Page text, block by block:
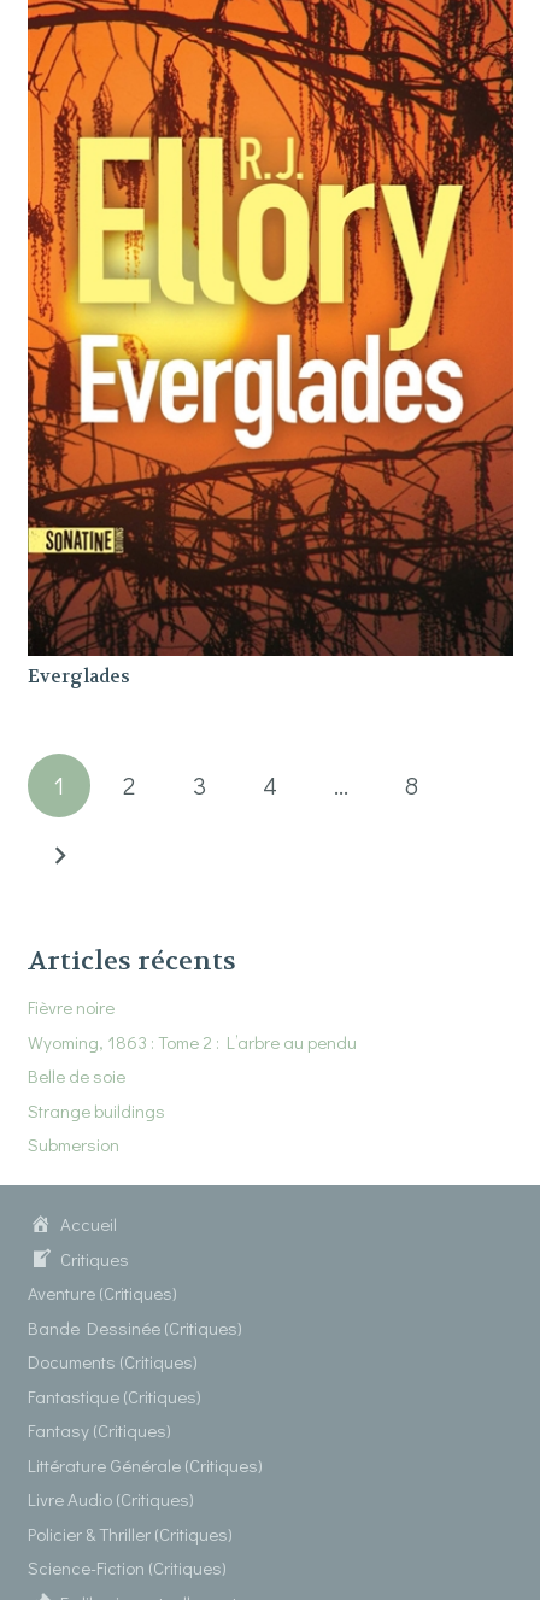
Everglades
1 2 3 4 … 8
Articles récents
Fièvre noire
Wyoming, 1863 : Tome 2 : L’arbre au pendu
Belle de soie
Strange buildings
Submersion
Accueil
Critiques
Aventure (Critiques)
Bande Dessinée (Critiques)
Documents (Critiques)
Fantastique (Critiques)
Fantasy (Critiques)
Littérature Générale (Critiques)
Livre Audio (Critiques)
Policier & Thriller (Critiques)
Science-Fiction (Critiques)